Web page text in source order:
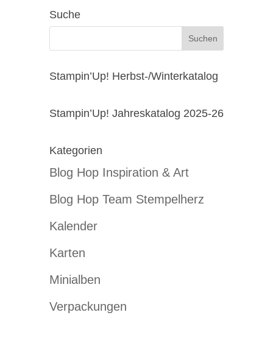
Suche
Stampin’Up! Herbst-/Winterkatalog
Stampin’Up! Jahreskatalog 2025-26
Kategorien
Blog Hop Inspiration & Art
Blog Hop Team Stempelherz
Kalender
Karten
Minialben
Verpackungen